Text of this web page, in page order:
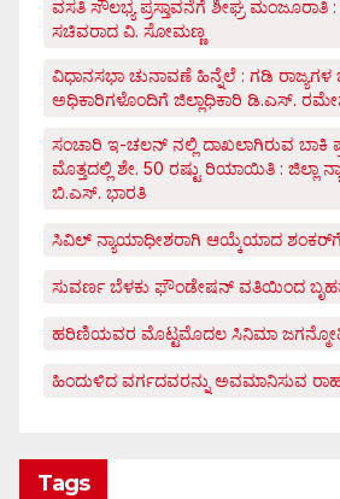
ವಸತಿ ಸೌಲಭ್ಯ ಪ್ರಸ್ತಾವನೆಗೆ ಶೀಘ್ರ ಮಂಜೂರಾತಿ :
ಸಚಿವರಾದ ವಿ. ಸೋಮಣ್ಣ
ವಿಧಾನಸಭಾ ಚುನಾವಣೆ ಹಿನ್ನೆಲೆ : ಗಡಿ
ಅಧಿಕಾರಿಗಳೊಂದಿಗೆ ಜಿಲ್ಲಾಧಿಕಾರಿ ಡಿ.ಎಸ್.
ಸಂಚಾರಿ ಇ-ಚಲನ್ ನಲ್ಲಿ ದಾಖಲಾಗಿರುವ ಬಾಕಿ
ಮೊತ್ತದಲ್ಲಿ ಶೇ. 50 ರಷ್ಟು ರಿಯಾಯಿತಿ : ಜಿಲ್ಲಾ
ಬಿ.ಎಸ್. ಭಾರತಿ
ಸಿವಿಲ್ ನ್ಯಾಯಾಧೀಶರಾಗಿ ಆಯ್ಕೆಯಾದ ಶಂಕರ್‌ಗೆ
ಸುವರ್ಣ ಬೆಳಕು ಫೌಂಡೇಷನ್ ವತಿಯಿಂದ
ಹರಿಣಿಯವರ ಮೊಟ್ಟಮೊದಲ ಸಿನಿಮಾ
ಹಿಂದುಳಿದ ವರ್ಗದವರನ್ನು ಅವಮಾನಿಸುವ
Tags